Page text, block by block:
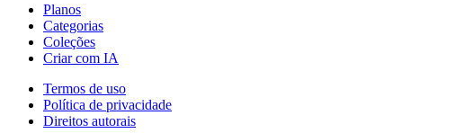
Planos
Categorias
Coleções
Criar com IA
Termos de uso
Política de privacidade
Direitos autorais